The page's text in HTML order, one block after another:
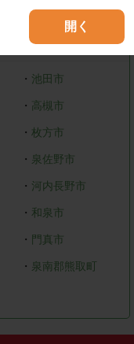
開く
・ 池田市
・ 高槻市
・枚方市
・ 泉佐野市
・ 河内長野市
・ 和泉市
・ 門真市
・ 泉南郡熊取町